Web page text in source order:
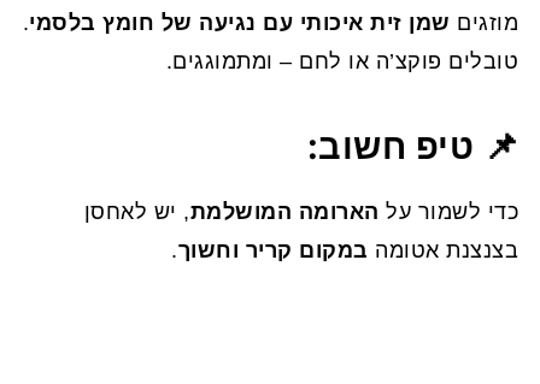
מוזגים שמן זית איכותי עם נגיעה של חומץ בלסמי.
טובלים פוקצ’ה או לחם – ומתמוגגים.
📌 טיפ חשוב:
כדי לשמור על הארומה המושלמת, יש לאחסן
בצנצנת אטומה במקום קריר וחשוך.